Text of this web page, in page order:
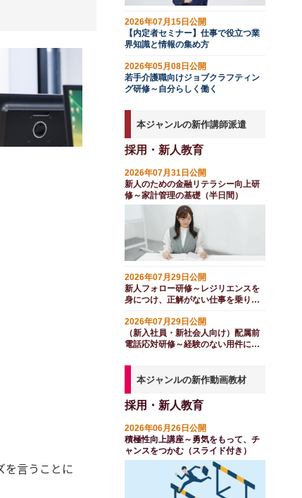
を言うことに
2026年07月15日公開
【内定者セミナー】仕事で役立つ業
界知識と情報の集め方
2026年05月08日公開
若手介護職向けジョブクラフティン
グ研修～自分らしく働く
本ジャンルの新作講師派遣
採用・新人教育
2026年07月31日公開
新人のための金融リテラシー向上研
修～家計管理の基礎（半日間）
2026年07月29日公開
新人フォロー研修～レジリエンスを
身につけ、正解がない仕事を乗り越
2026年07月29日公開
（新入社員・新社会人向け）配属前
電話応対研修～経験のない用件にも
本ジャンルの新作動画教材
採用・新人教育
2026年06月26日公開
積極性向上講座～勇気をもって、チ
ャンスをつかむ（スライド付き）